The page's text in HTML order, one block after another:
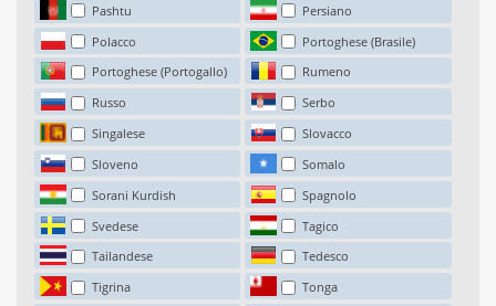
Pashtu
Persiano
Polacco
Portoghese (Brasile)
Portoghese (Portogallo)
Rumeno
Russo
Serbo
Singalese
Slovacco
Sloveno
Somalo
Sorani Kurdish
Spagnolo
Svedese
Tagico
Tailandese
Tedesco
Tigrina
Tonga